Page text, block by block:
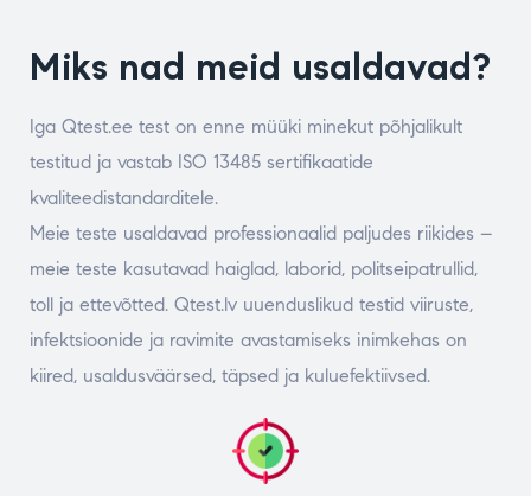
Miks nad meid usaldavad?
Iga Qtest.ee test on enne müüki minekut põhjalikult
testitud ja vastab ISO 13485 sertifikaatide
kvaliteedistandarditele.
Meie teste usaldavad professionaalid paljudes riikides –
meie teste kasutavad haiglad, laborid, politseipatrullid,
toll ja ettevõtted. Qtest.lv uuenduslikud testid viiruste,
infektsioonide ja ravimite avastamiseks inimkehas on
kiired, usaldusväärsed, täpsed ja kuluefektiivsed.